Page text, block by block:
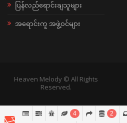
ပြန်လည်ရောင်းချသူများ
အရောင်းကူ အဖွဲ့ဝင်များ
Heaven Melody © All Rights
Reserved.
4 2